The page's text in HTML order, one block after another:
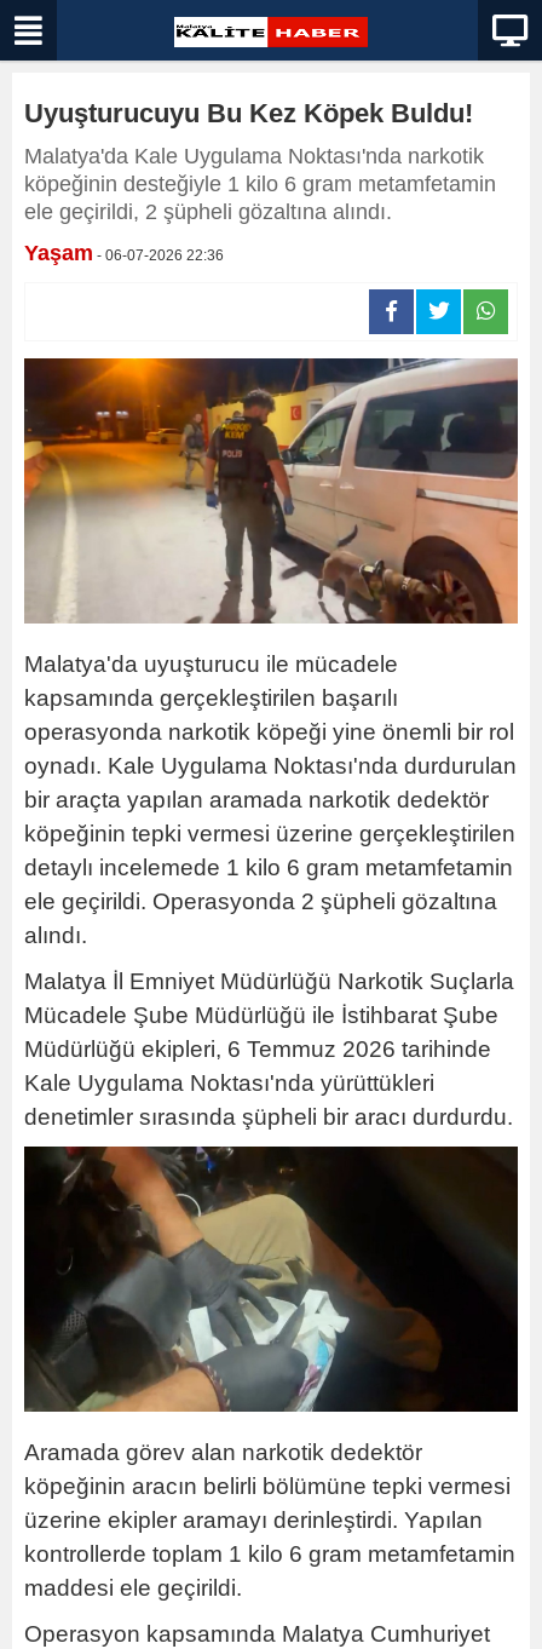
Uyuşturucuyu Bu Kez Köpek Buldu!
Malatya'da Kale Uygulama Noktası'nda narkotik
köpeğinin desteğiyle 1 kilo 6 gram metamfetamin
ele geçirildi, 2 şüpheli gözaltına alındı.
Yaşam - 06-07-2026 22:36
Malatya'da uyuşturucu ile mücadele
kapsamında gerçekleştirilen başarılı
operasyonda narkotik köpeği yine önemli bir rol
oynadı. Kale Uygulama Noktası'nda durdurulan
bir araçta yapılan aramada narkotik dedektör
köpeğinin tepki vermesi üzerine gerçekleştirilen
detaylı incelemede 1 kilo 6 gram metamfetamin
ele geçirildi. Operasyonda 2 şüpheli gözaltına
alındı.
Malatya İl Emniyet Müdürlüğü Narkotik Suçlarla
Mücadele Şube Müdürlüğü ile İstihbarat Şube
Müdürlüğü ekipleri, 6 Temmuz 2026 tarihinde
Kale Uygulama Noktası'nda yürüttükleri
denetimler sırasında şüpheli bir aracı durdurdu.
Aramada görev alan narkotik dedektör
köpeğinin aracın belirli bölümüne tepki vermesi
üzerine ekipler aramayı derinleştirdi. Yapılan
kontrollerde toplam 1 kilo 6 gram metamfetamin
maddesi ele geçirildi.
Operasyon kapsamında Malatya Cumhuriyet